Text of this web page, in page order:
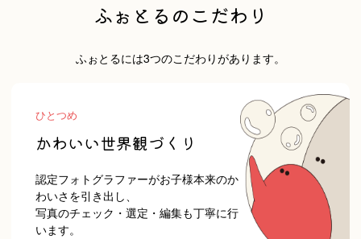
ふぉとるのこだわり
ふぉとるには3つのこだわりがあります。
ひとつめ
かわいい世界観づくり
認定フォトグラファーがお子様本来のか
わいさを引き出し、
写真のチェック・選定・編集も丁寧に行
います。